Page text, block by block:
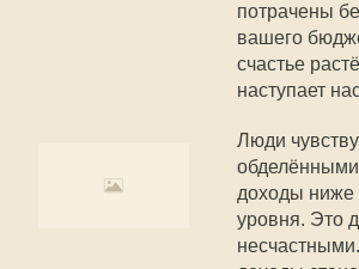
потрачены
вашего
счастье
наступает
Люди
доходы ниже
уровня. Это